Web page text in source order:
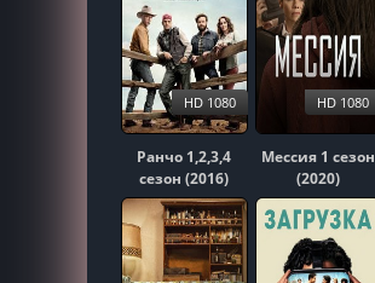
Ранчо 1,2,3,4
сезон (2016)
HD 1080
Мессия 1 сезон
(2020)
HD 1080